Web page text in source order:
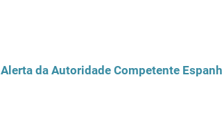
Alerta da Autoridade Competente